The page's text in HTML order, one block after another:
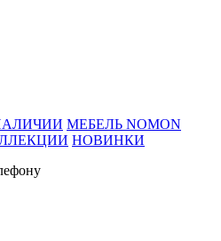
МЕБЕЛЬ NOMON
НОВИНКИ